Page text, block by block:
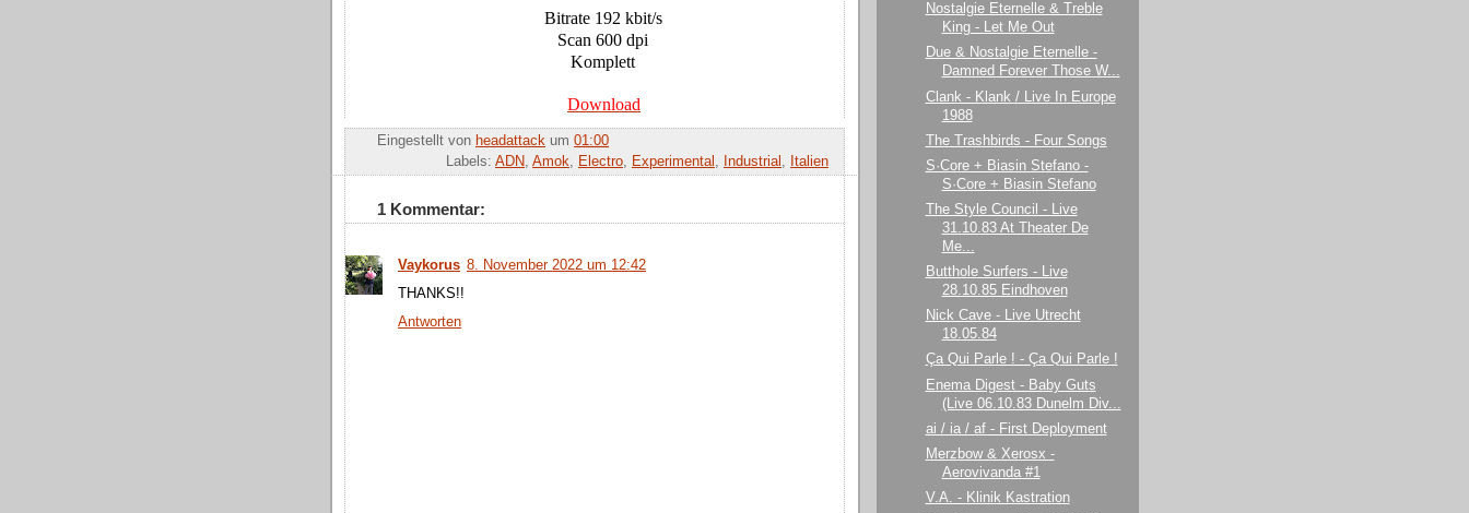
Bitrate 192 kbit/s
Scan 600 dpi
Komplett
Download
Eingestellt von headattack um 01:00
Labels: ADN, Amok, Electro, Experimental , Industrial , Italien
1 Kommentar:
Vaykorus 8. November 2022 um 12:42
THANKS!!
Antworten
Nostalgie Eternelle & Treble
King - Let Me Out
Due & Nostalgie Eternelle -
Damned Forever Those W...
Clank - Klank / Live In Europe
1988
The Trashbirds - Four Songs
S·Core + Biasin Stefano -
S·Core + Biasin Stefano
The Style Council - Live
31.10.83 At Theater De
Me...
Butthole Surfers - Live
28.10.85 Eindhoven
Nick Cave - Live Utrecht
18.05.84
Ça Qui Parle ! - Ça Qui Parle !
Enema Digest - Baby Guts
(Live 06.10.83 Dunelm Div...
ai / ia / af - First Deployment
Merzbow & Xerosx -
Aerovivanda #1
V.A. - Klinik Kastration